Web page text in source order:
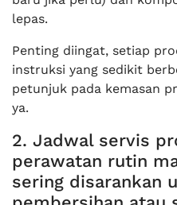
lepas.
Penting diingat, setiap
instruksi yang sedikit
petunjuk pada kemasan
ya.
2. Jadwal servis
perawatan rutin
sering disarankan